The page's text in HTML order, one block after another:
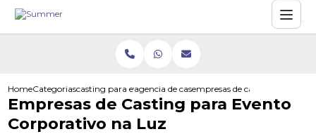
HomeCategoriascasting para eventosagencia de casting para eventos
empresas de casting para
Empresas de Casting para Evento
Corporativo na Luz